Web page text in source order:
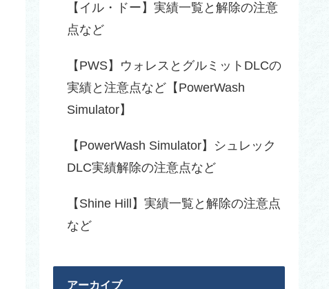
【イル・ドー】実績一覧と解除の注意
点など
【PWS】ウォレスとグルミットDLCの
実績と注意点など【PowerWash
Simulator】
【PowerWash Simulator】シュレック
DLC実績解除の注意点など
【Shine Hill】実績一覧と解除の注意点
など
アーカイブ